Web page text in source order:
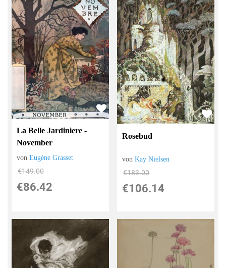
La Belle Jardiniere -
November
vonEugène Grasset
€149.00
€86.42
Rosebud
vonKay Nielsen
€183.00
€106.14